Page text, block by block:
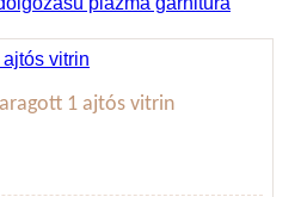
1 ajtós vitrin